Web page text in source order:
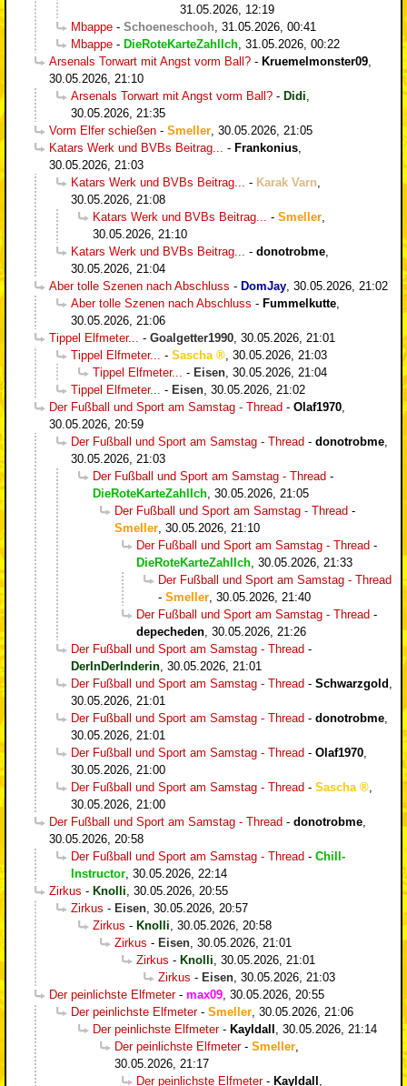
31.05.2026, 12:19
Mbappe - Schoeneschooh 31.05.2026, 00:41
Mbappe - DieRoteKarteZahlIch 31.05.2026, 00:22
Arsenals Torwart mit Angst vorm Ball? - Kruemelmonster09
30.05.2026, 21:10
Arsenals Torwart mit Angst vorm Ball? - Didi
30.05.2026, 21:35
Vorm Elfer schießen - Smeller 30.05.2026, 21:05
Katars Werk und BVBs Beitrag...
- Frankonius
30.05.2026, 21:03
Katars Werk und BVBs Beitrag...
- Karak Varn
30.05.2026, 21:08
Katars Werk und BVBs Beitrag...
- Smeller
30.05.2026, 21:10
Katars Werk und BVBs Beitrag...
- donotrobme
30.05.2026, 21:04
Aber tolle Szenen nach Abschluss - DomJay 30.05.2026, 21:02
Aber tolle Szenen nach Abschluss - Fummelkutte
30.05.2026, 21:06
Tippel Elfmeter...
- Goalgetter1990 30.05.2026, 21:01
Tippel Elfmeter...
- Sascha
30.05.2026, 21:03
Tippel Elfmeter...
- Eisen 30.05.2026, 21:04
Tippel Elfmeter...
- Eisen 30.05.2026, 21:02
Der Fußball und Sport am Samstag - Thread - Olaf1970
30.05.2026, 20:59
Der Fußball und Sport am Samstag - Thread - donotrobme
30.05.2026, 21:03
Der Fußball und Sport am Samstag - Thread -
DieRoteKarteZahlIch 30.05.2026, 21:05
Der Fußball und Sport am Samstag - Thread -
Smeller 30.05.2026, 21:10
Der Fußball und Sport am Samstag - Thread -
DieRoteKarteZahlIch 30.05.2026, 21:33
Der Fußball und Sport am Samstag - Thread
- Smeller 30.05.2026, 21:40
Der Fußball und Sport am Samstag - Thread -
depecheden 30.05.2026, 21:26
Der Fußball und Sport am Samstag - Thread -
DerInDerInderin 30.05.2026, 21:01
Der Fußball und Sport am Samstag - Thread - Schwarzgold
30.05.2026, 21:01
Der Fußball und Sport am Samstag - Thread - donotrobme
30.05.2026, 21:01
Der Fußball und Sport am Samstag - Thread - Olaf1970
30.05.2026, 21:00
Der Fußball und Sport am Samstag - Thread - Sascha
30.05.2026, 21:00
Der Fußball und Sport am Samstag - Thread - donotrobme
30.05.2026, 20:58
Der Fußball und Sport am Samstag - Thread - Chill-
Instructor 30.05.2026, 22:14
Zirkus - Knolli 30.05.2026, 20:55
Zirkus - Eisen 30.05.2026, 20:57
Zirkus - Knolli 30.05.2026, 20:58
Zirkus - Eisen 30.05.2026, 21:01
Zirkus - Knolli 30.05.2026, 21:01
Zirkus - Eisen 30.05.2026, 21:03
Der peinlichste Elfmeter- max09 30.05.2026, 20:55
Der peinlichste Elfmeter- Smeller 30.05.2026, 21:06
Der peinlichste Elfmeter- Kayldall
30.05.2026, 21:14
Der peinlichste Elfmeter- Smeller
30.05.2026, 21:17
Der peinlichste Elfmeter- Kayldall